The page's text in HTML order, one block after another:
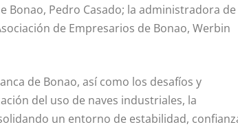
Bonao, Pedro Casado; la administradora de
de Empresarios de Bonao, Werbin
de Bonao, así como los desafíos y
del uso de naves industriales, la
un entorno de estabilidad,